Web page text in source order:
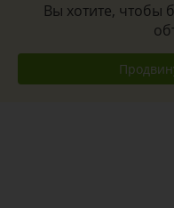
Вы хотите, чтобы